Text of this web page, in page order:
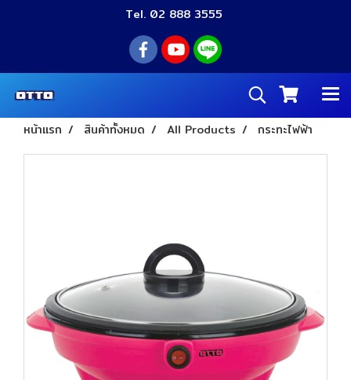
Tel. 02 888 3555
หน้าแรก สินค้าทั้งหมด All Products กระทะไฟฟ้า